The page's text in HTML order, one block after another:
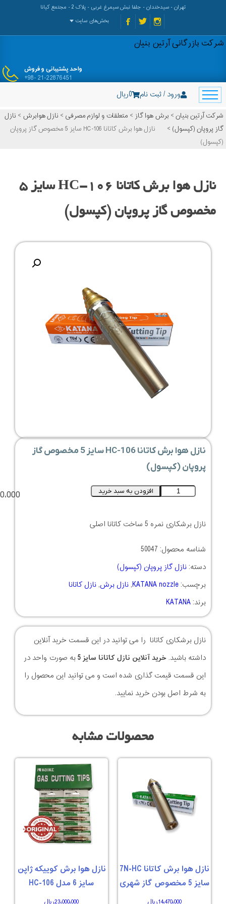
تهران - سیدخندان - جلفا نبش سیمرغ غربی - پلاک 2 - مجتمع کیانا
بخش‌های سایت
شرکت بازرگانی آرتین بنیان
واحد پشتیبانی و فروش
+98- 21-22876451
ورود / ثبت نام 0ریال
شرکت آرتین بنیان> برش هوا گاز > متعلقات و لوازم مصرفی > نازل هوابرش > نازل
گاز پروپان (کپسول) >
نازل هوا برش کاتانا 106-HC سایز 5 مخصوص گاز پروپان
(کپسول)
نازل هوا برش کاتانا 106-HC سایز 5
مخصوص گاز پروپان (کپسول)
نازل هوا برش کاتانا 106-HC سایز 5 مخصوص گاز
پروپان (کپسول)
افزودن به سبد خرید
نازل برشکاری نمره 5 ساخت کاتانا اصلی
شناسه محصول: 50047
دسته:نازل گاز پروپان (کپسول)
برچسب:KATANA nozzle
,نازل برش,نازل کاتانا
برند:KATANA
نازل برشکاری کاتانا را می توانید در این قسمت خرید آنلاین
داشته باشید.خرید آنلاین نازل کاتانا سایز 5 به صورت واحد در
این قسمت قیمت گذاری شده است و می توانید این محصول را
به شرط اصل بودن خرید نمایید.
محصولات مشابه
نازل هوا برش کاتانا 7N-HC
سایز 5 مخصوص گاز شهری
نازل هوا برش کوییکه ژاپن
سایز 6 مدل 106-HC